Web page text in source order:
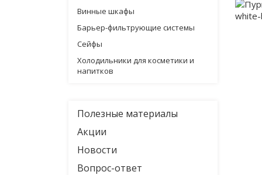
Винные шкафы
Барьер-фильтрующие системы
Сейфы
Холодильники для косметики и
напитков
Полезные материалы
Акции
Новости
Вопрос-ответ